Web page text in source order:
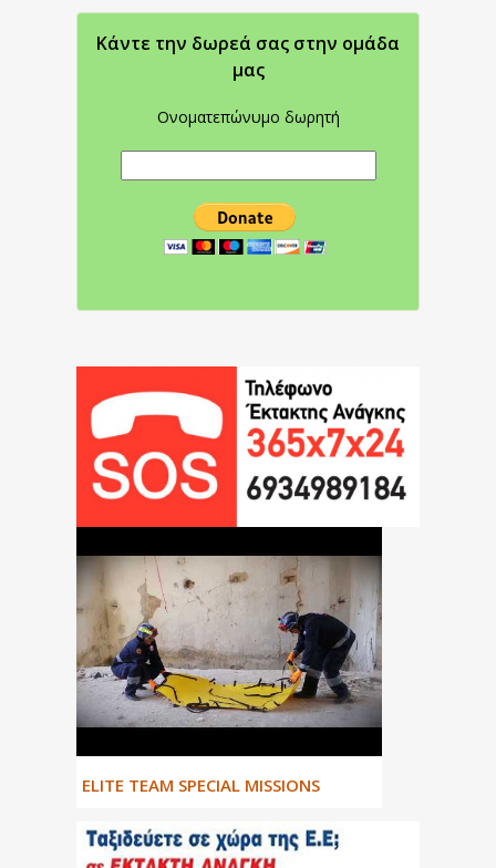
Κάντε την δωρεά σας στην oμάδα
μας
Ονοματεπώνυμο δωρητή
ΕLITE TEAM SPECIAL MISSIONS